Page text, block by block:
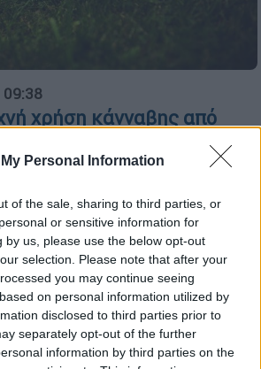
Personal Information
of the sale, sharing to third parties, or
or sensitive information for
by us, please use the below opt-out
selection. Please note that after your
you may continue seeing
on personal information utilized by
disclosed to third parties prior to
separately opt-out of the further
information by third parties on the
09:38
χρήση κάνναβης από
συνδέεται με πτώση του
τους
σε νεαρή ηλικία συνιστά